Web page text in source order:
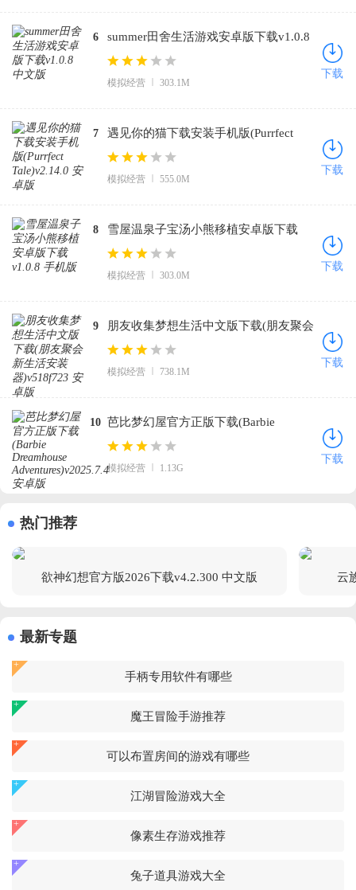
6
summer田舍生活游戏安卓版下载v1.0.8
中文版
模拟经营 303.1M
下载
7
遇见你的猫下载安装手机版(Purrfect
Tale)v2.14.0 安卓版
模拟经营 555.0M
下载
8
雪屋温泉子宝汤小熊移植安卓版下载
v1.0.8 手机版
模拟经营 303.0M
下载
9
朋友收集梦想生活中文版下载(朋友聚会
新生活安装器)v518f723 安卓版
模拟经营 738.1M
下载
10 芭比梦幻屋官方正版下载(Barbie
Dreamhouse Adventures)v2025.7.4 安卓
版
模拟经营 1.13G
下载
热门推荐
欲神幻想官方版2026下载v4.2.300 中文版 云
最新专题
手柄专用软件有哪些
魔王冒险手游推荐
可以布置房间的游戏有哪些
江湖冒险游戏大全
像素生存游戏推荐
兔子道具游戏大全